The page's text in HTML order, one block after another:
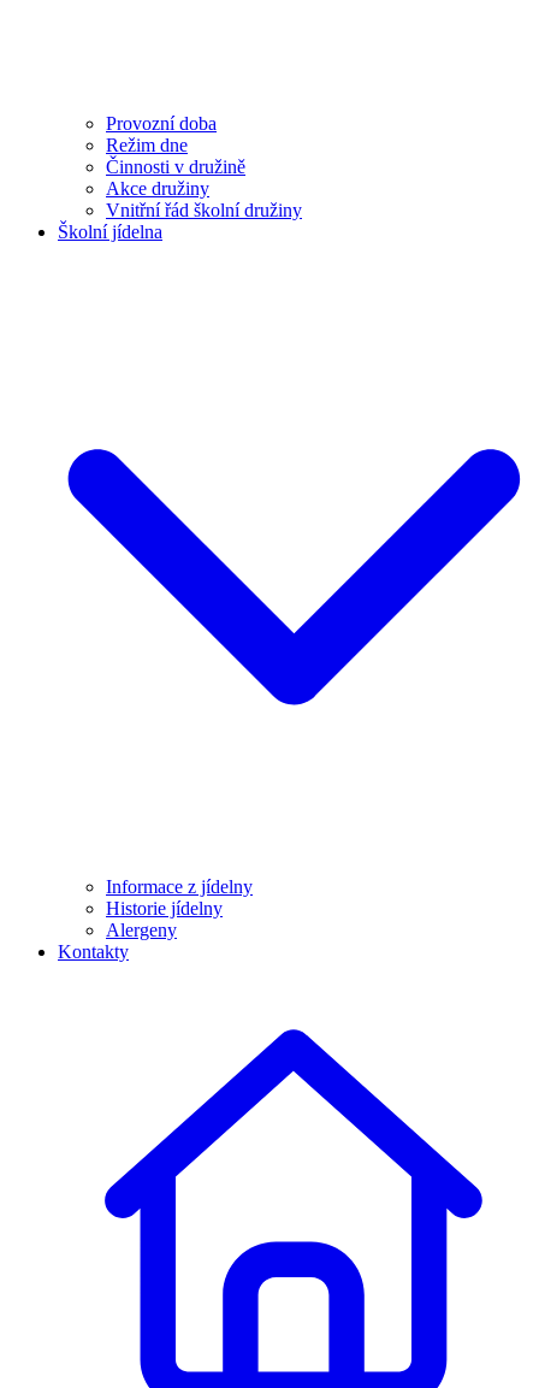
Provozní doba
Režim dne
Činnosti v družině
Akce družiny
Vnitřní řád školní družiny
Školní jídelna
Informace z jídelny
Historie jídelny
Alergeny
Kontakty